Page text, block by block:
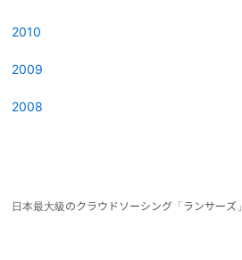
2010
2009
2008
日本最大級のクラウドソーシング「ランサーズ」